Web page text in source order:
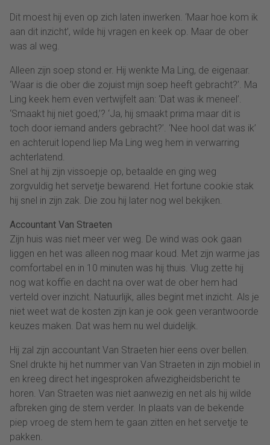
Dit moest hij even op zich laten inwerken. ‘Maar hoe kom ik
aan dit inzicht’, wilde hij vragen en keek op. Maar de ober
was al weg.
Alleen zijn soep stond er. Hij wenkte Ma Ling, de eigenaar.
‘Waar is die ober die zojuist mijn soep heeft gebracht?’. Ma
Ling keek hem even vertwijfelt aan: ‘Dat was ik meneel’.
‘Smaakt hij niet goed,’? ‘Ja, hij smaakt prima maar dit is
toch door iemand anders gebracht?’. ‘Nee hool dat was ik’
en achteruit lopend liep Ma Ling weg hem in verwarring
achterlatend.
Snel at hij zijn vissoepje op, betaalde en ging weg
zorgvuldig het servetje bewarend. Het fortune cookie stak
hij snel in zijn zak. Die zou hij later nog wel bekijken.
Accountant Van Straeten
Zijn huis was niet meer ver weg. De wind was ook gaan
liggen en het was alleen nog maar koud. Met zijn warme jas
comfortabel en in 10 minuten was hij thuis. Vlug zette hij
nog wat koffie en dacht na over wat de ober hem had
verteld over inzicht. Natuurlijk, alles begint met inzicht. Als je
niet weet wat de kosten zijn kan je ook geen verantwoorde
keuzes maken. Dat was hem nu wel duidelijk.
Hij zal zijn accountant Van Straeten hier eens over bellen.
Snel drukte hij het nummer van Van Straeten in zijn mobiel in
en kreeg direct het ingesproken afwezigheidsbericht te
horen. Van Straeten was niet aanwezig en net als hij wilde
afbreken ging de stem verder. In plaats van de bekende
piep vroeg de stem hem te gaan zitten en het servetje te
pakken.